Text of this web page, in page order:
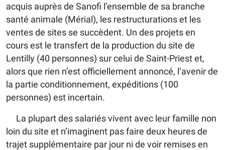
acquis auprès de Sanofi l’ensemble de sa branche
santé animale (Mérial), les restructurations et les
ventes de sites se succèdent. Un des projets en
cours est le transfert de la production du site de
Lentilly (40 personnes) sur celui de Saint-Priest et,
alors que rien n’est officiellement annoncé, l’avenir de
la partie conditionnement, expéditions (100
personnes) est incertain.
La plupart des salariés vivent avec leur famille non
loin du site et n’imaginent pas faire deux heures de
trajet supplémentaire par jour ni de voir remises en